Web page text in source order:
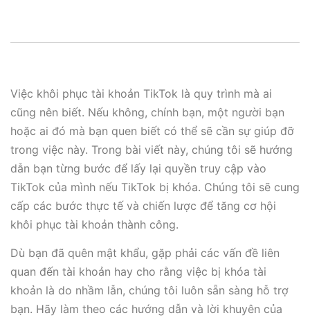
Việc khôi phục tài khoản TikTok là quy trình mà ai
cũng nên biết. Nếu không, chính bạn, một người bạn
hoặc ai đó mà bạn quen biết có thể sẽ cần sự giúp đỡ
trong việc này. Trong bài viết này, chúng tôi sẽ hướng
dẫn bạn từng bước để lấy lại quyền truy cập vào
TikTok của mình nếu TikTok bị khóa. Chúng tôi sẽ cung
cấp các bước thực tế và chiến lược để tăng cơ hội
khôi phục tài khoản thành công.
Dù bạn đã quên mật khẩu, gặp phải các vấn đề liên
quan đến tài khoản hay cho rằng việc bị khóa tài
khoản là do nhầm lẫn, chúng tôi luôn sẵn sàng hỗ trợ
bạn. Hãy làm theo các hướng dẫn và lời khuyên của